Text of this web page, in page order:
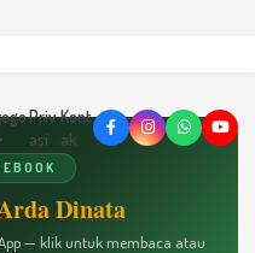
Priv
asi
Kont
ak
Dinata
— klik untuk membaca atau